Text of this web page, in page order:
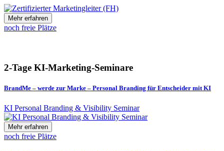
Mehr erfahren
noch freie Plätze
2-Tage KI-Marketing-Seminare
BrandMe – werde zur Marke – Personal Branding für Entscheider mit KI
KI Personal Branding & Visibility Seminar
Mehr erfahren
noch freie Plätze